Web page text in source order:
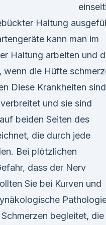
Haltung
kann man im
Haltung arbeiten und
wenn die Hüfte
Diese Krankheiten sind
und sie sind
beiden Seiten des
die durch jede
Bei plötzlichen
dass der Nerv
Sie bei Kurven und
begleitet, die